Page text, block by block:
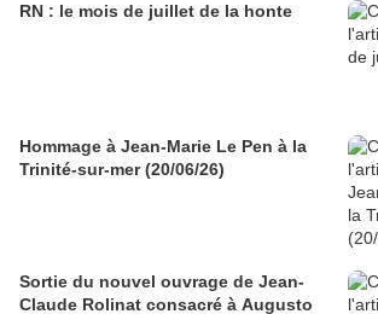
RN : le mois de juillet de la honte
Hommage à Jean-Marie Le Pen à la
Trinité-sur-mer (20/06/26)
Sortie du nouvel ouvrage de Jean-
Claude Rolinat consacré à Augusto